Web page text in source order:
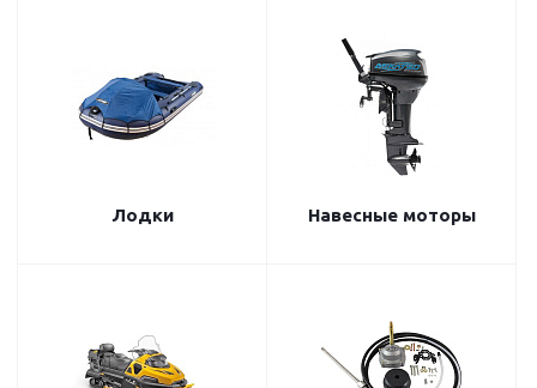
Лодки Навесные моторы